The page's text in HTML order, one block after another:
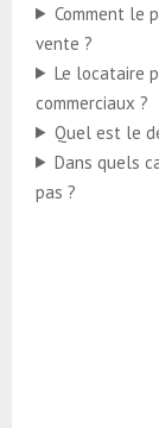
Comment le
vente ?
Le locataire
commerciaux ?
Quel est le
Dans quels
pas ?